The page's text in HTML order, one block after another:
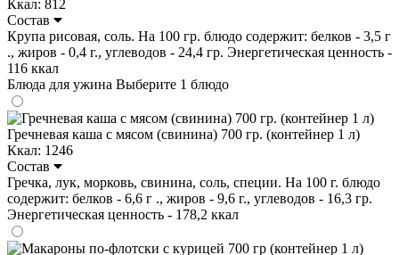
Ккал: 812
Состав
Крупа рисовая, соль. На 100 гр. блюдо содержит: белков - 3,5 г
., жиров - 0,4 г., углеводов - 24,4 гр. Энергетическая ценность -
116 ккал
Блюда для ужина Выберите 1 блюдо
Гречневая каша с мясом (свинина) 700 гр. (контейнер 1 л)
Ккал: 1246
Состав
Гречка, лук, морковь, свинина, соль, специи. На 100 г. блюдо
содержит: белков - 6,6 г ., жиров - 9,6 г., углеводов - 16,3 гр.
Энергетическая ценность - 178,2 ккал